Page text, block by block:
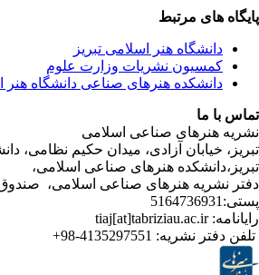
مرتبط
هنر اسلامی تبریز
نشریات وزارت علوم
هنرهای صناعی دانشگاه هنر اسلامی
صناعی اسلامی
آزادی، میدان حکیم نظامی، دانشگاه
هنرهای صناعی اسلامی،
نشریه:4135297551-98+